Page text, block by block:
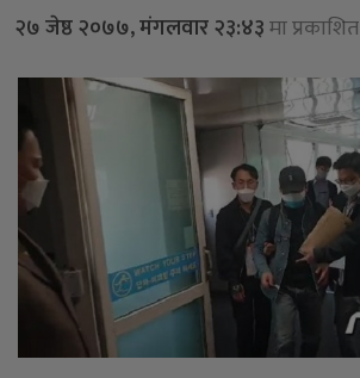
२७ जेष्ठ २०७७, मंगलवार २३:४३मा प्रकाशित